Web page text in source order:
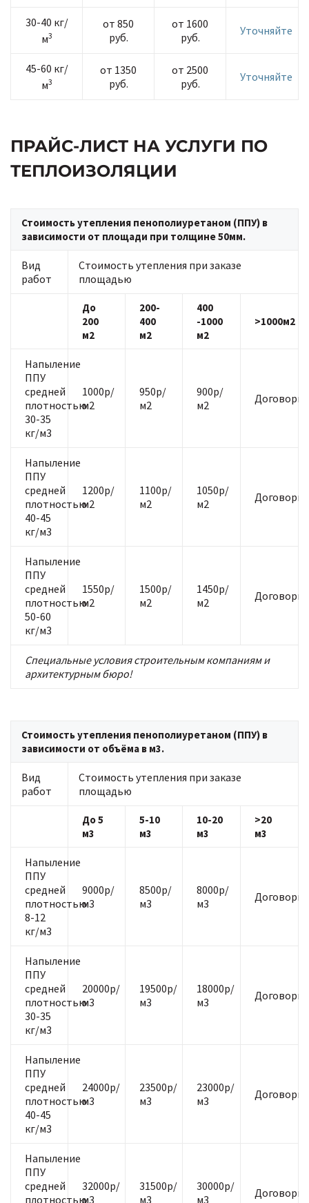
30-40 кг/
м3
от 850
руб.
от 1600
руб.
Уточняйте
45-60 кг/
м3
от 1350
руб.
от 2500
руб.
Уточняйте
ПРАЙС-ЛИСТ НА УСЛУГИ ПО
ТЕПЛОИЗОЛЯЦИИ
Стоимость утепления пенополиуретаном (ППУ) в
зависимости от площади при толщине 50мм.
Вид
работ
Стоимость утепления при заказе
площадью
До
200
м2
200-
400
м2
400
-1000
м2
>1000м2
Напыление
ППУ
средней
плотностью
30-35
кг/м3
1000р/
м2
950р/
м2
900р/
м2
Напыление
ППУ
средней
плотностью
40-45
кг/м3
1200р/
м2
1100р/
м2
1050р/
м2
Напыление
ППУ
средней
плотностью
50-60
кг/м3
1550р/
м2
1500р/
м2
1450р/
м2
Специальные условия строительным компаниям и
архитектурным бюро!
Стоимость утепления пенополиуретаном (ППУ) в
зависимости от объёма в м3.
Вид
работ
Стоимость утепления при заказе
площадью
До 5
м3
5-10
м3
10-20
м3
>20
м3
Напыление
ППУ
средней
плотностью
8-12
кг/м3
9000р/
м3
8500р/
м3
8000р/
м3
Напыление
ППУ
средней
плотностью
30-35
кг/м3
20000р/
м3
19500р/
м3
18000р/
м3
Напыление
ППУ
средней
плотностью
40-45
кг/м3
24000р/
м3
23500р/
м3
23000р/
м3
Напыление
ППУ
средней
плотностью
32000р/
м3
31500р/
м3
30000р/
м3